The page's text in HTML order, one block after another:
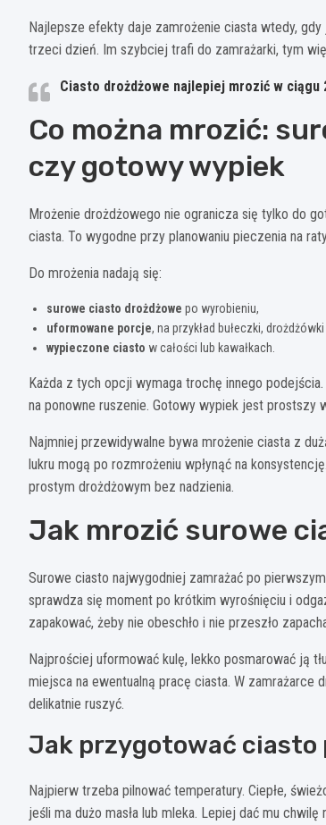
Najlepsze efekty daje zamrożenie ciasta wtedy,
trzeci dzień. Im szybciej trafi do zamrażarki, tym
Ciasto drożdżowe najlepiej mrozić w ciągu
Co można mrozić:
czy gotowy wypiek
Mrożenie drożdżowego nie ogranicza się tylko do
ciasta. To wygodne przy planowaniu pieczenia na
Do mrożenia nadają się:
surowe ciasto drożdżowe po wyrobieniu,
uformowane porcje, na przykład bułeczki,
wypieczone ciasto w całości lub kawałkach.
Każda z tych opcji wymaga trochę innego
na ponowne ruszenie. Gotowy wypiek jest prostszy
Najmniej przewidywalne bywa mrożenie ciasta z
lukru mogą po rozmrożeniu wpłynąć na
prostym drożdżowym bez nadzienia.
Jak mrozić surowe
Surowe ciasto najwygodniej zamrażać po
sprawdza się moment po krótkim wyrośnięciu i
zapakować, żeby nie obeschło i nie przeszło
Najprościej uformować kulę, lekko posmarować ją
miejsca na ewentualną pracę ciasta. W
delikatnie ruszyć.
Jak przygotować ciasto
Najpierw trzeba pilnować temperatury. Ciepłe,
jeśli ma dużo masła lub mleka. Lepiej dać mu